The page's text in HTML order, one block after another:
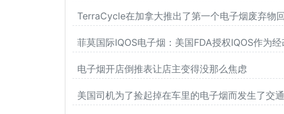
TerraCycle在加拿大推出了第一个电子烟废弃物回
菲莫国际IQOS电子烟：美国FDA授权IQOS作为
电子烟开店倒推表让店主变得没那么焦虑
美国司机为了捡起掉在车里的电子烟而发生了交通